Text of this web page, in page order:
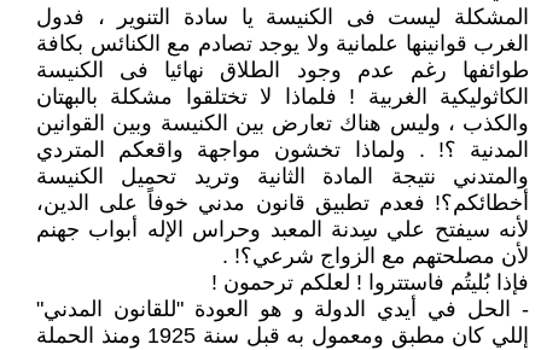
المشكلة ليست فى الكنيسة يا سادة التنوير ، فدول
الغرب قوانينها علمانية ولا يوجد تصادم مع الكنائس بكافة
طوائفها رغم عدم وجود الطلاق نهائيا فى الكنيسة
الكاثوليكية الغربية ! فلماذا لا تختلقوا مشكلة بالبهتان
والكذب ، وليس هناك تعارض بين الكنيسة وبين القوانين
المدنية ؟! . ولماذا تخشون مواجهة واقعكم المتردي
والمتدني نتيجة المادة الثانية وتريد تحميل الكنيسة
أخطائكم؟! فعدم تطبيق قانون مدني خوفاً على الدين،
لأنه سيفتح علي سِدنة المعبد وحراس الإله أبواب جهنم
لأن مصلحتهم مع الزواج شرعي؟! .
فإذا بُليتُم فاستتروا ! لعلكم ترحمون !
- الحل في أيدي الدولة و هو العودة "للقانون المدني"
إللي كان مطبق ومعمول به قبل سنة 1925 ومنذ الحملة